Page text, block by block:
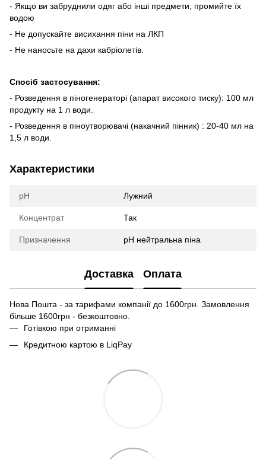
- Якщо ви забруднили одяг або інші предмети, промийте їх
водою
- Не допускайте висихання піни на ЛКП
- Не наносьте на дахи кабріолетів.
Спосіб застосування:
- Розведення в піногенераторі (апарат високого тиску): 100 мл
продукту на 1 л води.
- Розведення в піноутворювачі (накачний пінник) : 20-40 мл на
1,5 л води.
Характеристики
pH Лужний
Концентрат Так
Призначення pH нейтральна піна
Доставка Оплата
Нова Пошта - за тарифами компанії до 1600грн. Замовлення
більше 1600грн - безкоштовно.
Готівкою при отриманні
Кредитною картою в LiqPay